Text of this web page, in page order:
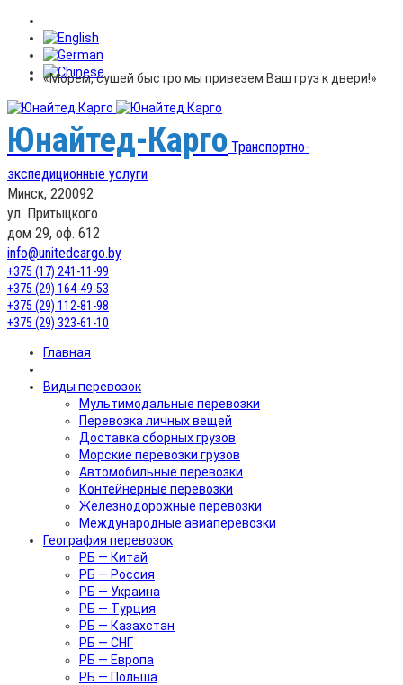
«Морем, сушей быстро мы привезем Ваш груз к двери!»
Юнайтед-Карго Транспортно-
экспедиционные услуги
Минск, 220092
ул. Притыцкого
дом 29, оф. 612
info@unitedcargo.by
+375 (17) 241-11-99
+375 (29) 164-49-53
+375 (29) 112-81-98
+375 (29) 323-61-10
Главная
Виды перевозок
Мультимодальные перевозки
Перевозка личных вещей
Доставка сборных грузов
Морские перевозки грузов
Автомобильные перевозки
Контейнерные перевозки
Железнодорожные перевозки
Международные авиаперевозки
География перевозок
РБ — Китай
РБ — Россия
РБ — Украина
РБ — Турция
РБ — Казахстан
РБ — СНГ
РБ — Европа
РБ — Польша